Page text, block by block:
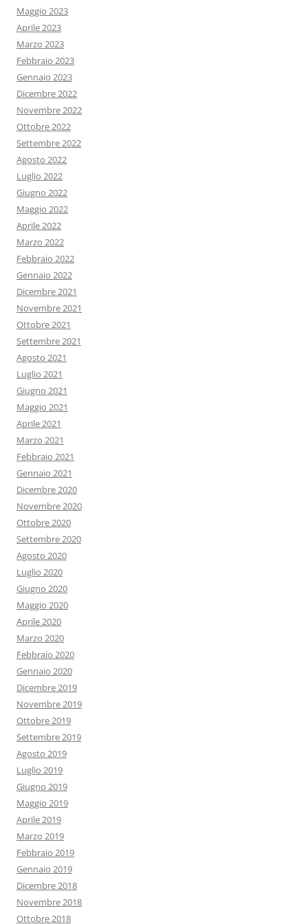
Maggio 2023
Aprile 2023
Marzo 2023
Febbraio 2023
Gennaio 2023
Dicembre 2022
Novembre 2022
Ottobre 2022
Settembre 2022
Agosto 2022
Luglio 2022
Giugno 2022
Maggio 2022
Aprile 2022
Marzo 2022
Febbraio 2022
Gennaio 2022
Dicembre 2021
Novembre 2021
Ottobre 2021
Settembre 2021
Agosto 2021
Luglio 2021
Giugno 2021
Maggio 2021
Aprile 2021
Marzo 2021
Febbraio 2021
Gennaio 2021
Dicembre 2020
Novembre 2020
Ottobre 2020
Settembre 2020
Agosto 2020
Luglio 2020
Giugno 2020
Maggio 2020
Aprile 2020
Marzo 2020
Febbraio 2020
Gennaio 2020
Dicembre 2019
Novembre 2019
Ottobre 2019
Settembre 2019
Agosto 2019
Luglio 2019
Giugno 2019
Maggio 2019
Aprile 2019
Marzo 2019
Febbraio 2019
Gennaio 2019
Dicembre 2018
Novembre 2018
Ottobre 2018